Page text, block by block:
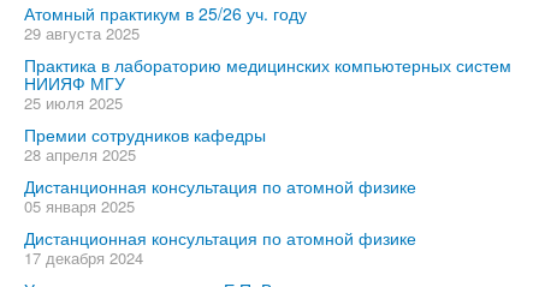
Атомный практикум в 25/26 уч. году
29 августа 2025
Практика в лабораторию медицинских компьютерных систем
НИИЯФ МГУ
25 июля 2025
Премии сотрудников кафедры
28 апреля 2025
Дистанционная консультация по атомной физике
05 января 2025
Дистанционная консультация по атомной физике
17 декабря 2024